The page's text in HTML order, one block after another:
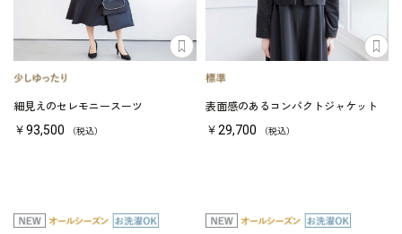
細見えのセレモニースーツ
￥93,500 （税込）
表面感のあるコンパクトジャケット
￥29,700 （税込）